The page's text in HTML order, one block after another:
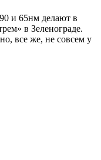
и 65нм делают в
в Зеленограде.
все же, не совсем у